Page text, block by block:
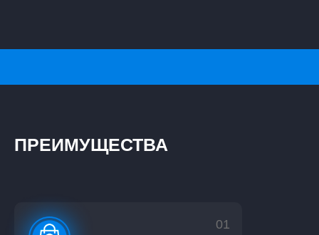
ПРЕИМУЩЕСТВА
01